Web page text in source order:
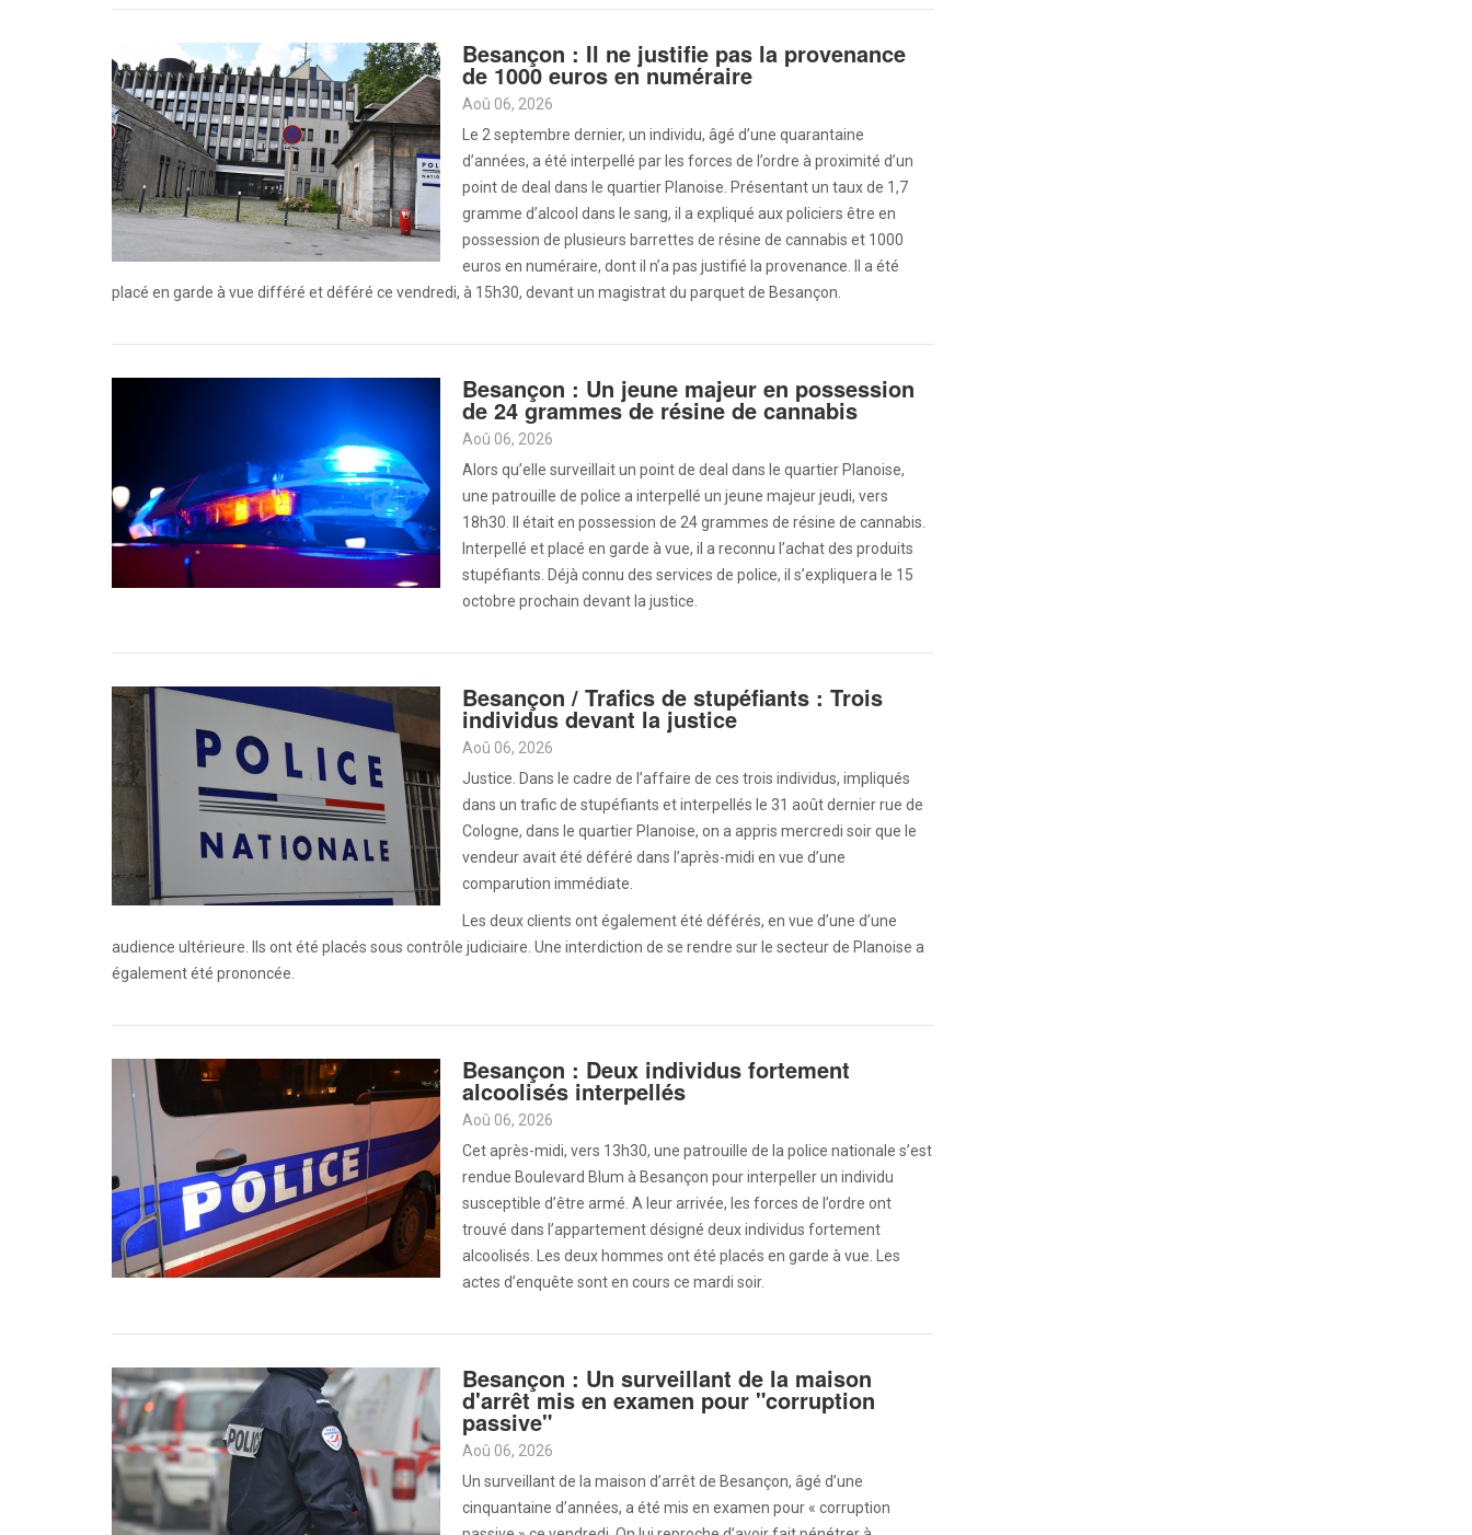
Besançon : Il ne justifie pas la provenance
de 1000 euros en numéraire
Aoû 06, 2026
Le 2 septembre dernier, un individu, âgé d’une quarantaine
d’années, a été interpellé par les forces de l’ordre à proximité d’un
point de deal dans le quartier Planoise. Présentant un taux de 1,7
gramme d’alcool dans le sang, il a expliqué aux policiers être en
possession de plusieurs barrettes de résine de cannabis et 1000
euros en numéraire, dont il n’a pas justifié la provenance. Il a été
placé en garde à vue différé et déféré ce vendredi, à 15h30, devant un magistrat du parquet de Besançon.
Besançon : Un jeune majeur en possession
de 24 grammes de résine de cannabis
Aoû 06, 2026
Alors qu’elle surveillait un point de deal dans le quartier Planoise,
une patrouille de police a interpellé un jeune majeur jeudi, vers
18h30. Il était en possession de 24 grammes de résine de cannabis.
Interpellé et placé en garde à vue, il a reconnu l’achat des produits
stupéfiants. Déjà connu des services de police, il s’expliquera le 15
octobre prochain devant la justice.
Besançon / Trafics de stupéfiants : Trois
individus devant la justice
Aoû 06, 2026
Justice. Dans le cadre de l’affaire de ces trois individus, impliqués
dans un trafic de stupéfiants et interpellés le 31 août dernier rue de
Cologne, dans le quartier Planoise, on a appris mercredi soir que le
vendeur avait été déféré dans l’après-midi en vue d’une
comparution immédiate.
Les deux clients ont également été déférés, en vue d’une d’une
audience ultérieure. Ils ont été placés sous contrôle judiciaire. Une interdiction de se rendre sur le secteur de Planoise a
également été prononcée.
Besançon : Deux individus fortement
alcoolisés interpellés
Aoû 06, 2026
Cet après-midi, vers 13h30, une patrouille de la police nationale s’est
rendue Boulevard Blum à Besançon pour interpeller un individu
susceptible d’être armé. A leur arrivée, les forces de l’ordre ont
trouvé dans l’appartement désigné deux individus fortement
alcoolisés. Les deux hommes ont été placés en garde à vue. Les
actes d’enquête sont en cours ce mardi soir.
Besançon : Un surveillant de la maison
d'arrêt mis en examen pour "corruption
passive"
Aoû 06, 2026
Un surveillant de la maison d’arrêt de Besançon, âgé d’une
cinquantaine d’années, a été mis en examen pour « corruption